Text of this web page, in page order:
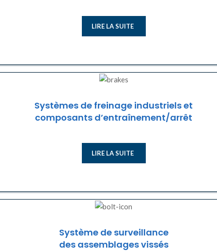
LIRE LA SUITE
Systèmes de freinage industriels et
composants d’entraînement/arrêt
LIRE LA SUITE
Système de surveillance
des assemblages vissés